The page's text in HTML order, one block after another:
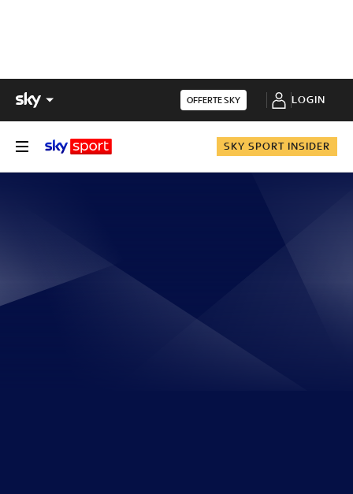
OFFERTE SKY LOGIN
SKY SPORT INSIDER